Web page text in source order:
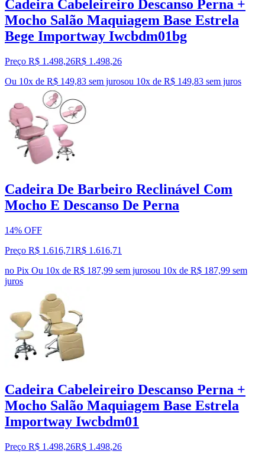
Cadeira Cabeleireiro Descanso Perna +
Mocho Salão Maquiagem Base Estrela
Bege Importway Iwcbdm01bg
Preço R$ 1.498,26R$ 1.498,26
Ou 10x de R$ 149,83 sem jurosou 10x de R$ 149,83 sem juros
Cadeira De Barbeiro Reclinável Com
Mocho E Descanso De Perna
14% OFF
Preço R$ 1.616,71R$ 1.616,71
no Pix Ou 10x de R$ 187,99 sem jurosou 10x de R$ 187,99 sem
juros
Cadeira Cabeleireiro Descanso Perna +
Mocho Salão Maquiagem Base Estrela
Importway Iwcbdm01
Preço R$ 1.498,26R$ 1.498,26